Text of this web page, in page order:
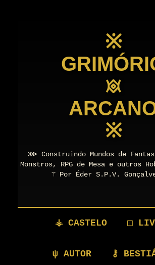
※
𖥜
※
⋙ Construindo Mundos de
Monstros, RPG de Mesa e outros
⚚ Por Éder S.P.V.
⚶ CASTELO ◫
ψ AUTOR ⚷